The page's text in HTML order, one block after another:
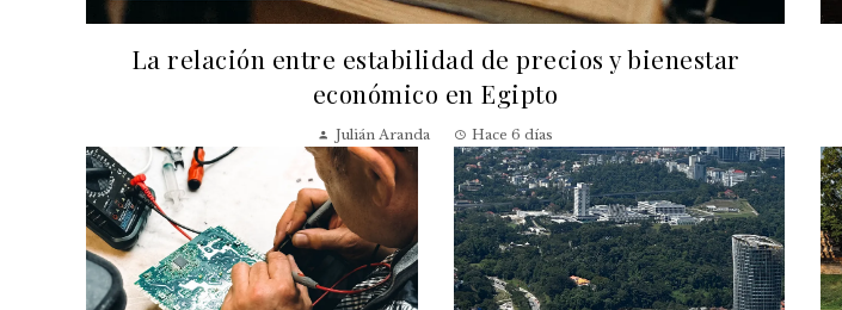
La relación entre estabilidad de precios y bienestar
económico en Egipto
Julián Aranda Hace 6 días